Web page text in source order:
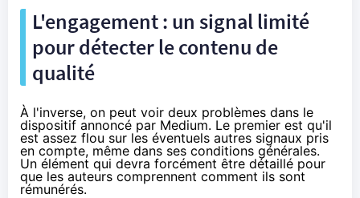
L'engagement : un signal limité
pour détecter le contenu de
qualité
À l'inverse, on peut voir deux problèmes dans le
dispositif annoncé par Medium. Le premier est qu'il
est assez flou sur les éventuels autres signaux pris
en compte, même dans ses conditions générales.
Un élément qui devra forcément être détaillé pour
que les auteurs comprennent comment ils sont
rémunérés.